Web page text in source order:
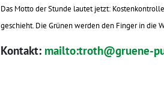
Das Motto der Stunde lautet jetzt:
geschieht. Die Grünen werden den Finger in die
Kontakt: mailto:troth@gruene-